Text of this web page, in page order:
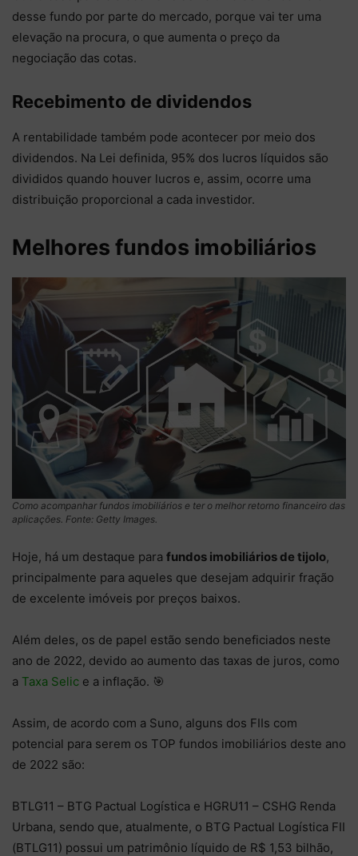
desse fundo por parte do mercado, porque vai ter uma
elevação na procura, o que aumenta o preço da
negociação das cotas.
Recebimento de dividendos
A rentabilidade também pode acontecer por meio dos
dividendos. Na Lei definida, 95% dos lucros líquidos são
divididos quando houver lucros e, assim, ocorre uma
distribuição proporcional a cada investidor.
Melhores fundos imobiliários
Como acompanhar fundos imobiliários e ter o melhor retorno financeiro das
aplicações. Fonte: Getty Images.
Hoje, há um destaque para fundos imobiliários de tijolo,
principalmente para aqueles que desejam adquirir fração
de excelente imóveis por preços baixos.
Além deles, os de papel estão sendo beneficiados neste
ano de 2022, devido ao aumento das taxas de juros, como
a Taxa Selic e a inflação. 🎯
Assim, de acordo com a Suno, alguns dos FIIs com
potencial para serem os TOP fundos imobiliários deste ano
de 2022 são:
BTLG11 – BTG Pactual Logística e HGRU11 – CSHG Renda
Urbana, sendo que, atualmente, o BTG Pactual Logística FII
(BTLG11) possui um patrimônio líquido de R$ 1,53 bilhão,